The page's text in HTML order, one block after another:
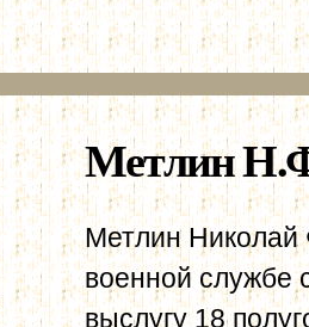
Метлин
Метлин Николай
военной службе
выслугу 18